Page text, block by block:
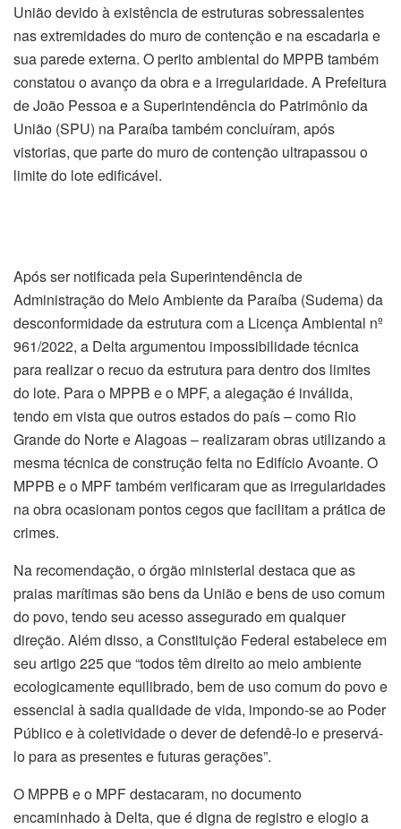
União devido à existência de estruturas sobressalentes
nas extremidades do muro de contenção e na escadaria e
sua parede externa. O perito ambiental do MPPB também
constatou o avanço da obra e a irregularidade. A Prefeitura
de João Pessoa e a Superintendência do Patrimônio da
União (SPU) na Paraíba também concluíram, após
vistorias, que parte do muro de contenção ultrapassou o
limite do lote edificável.
Após ser notificada pela Superintendência de
Administração do Meio Ambiente da Paraíba (Sudema) da
desconformidade da estrutura com a Licença Ambiental nº
961/2022, a Delta argumentou impossibilidade técnica
para realizar o recuo da estrutura para dentro dos limites
do lote. Para o MPPB e o MPF, a alegação é inválida,
tendo em vista que outros estados do país – como Rio
Grande do Norte e Alagoas – realizaram obras utilizando a
mesma técnica de construção feita no Edifício Avoante. O
MPPB e o MPF também verificaram que as irregularidades
na obra ocasionam pontos cegos que facilitam a prática de
crimes.
Na recomendação, o órgão ministerial destaca que as
praias marítimas são bens da União e bens de uso comum
do povo, tendo seu acesso assegurado em qualquer
direção. Além disso, a Constituição Federal estabelece em
seu artigo 225 que “todos têm direito ao meio ambiente
ecologicamente equilibrado, bem de uso comum do povo e
essencial à sadia qualidade de vida, impondo-se ao Poder
Público e à coletividade o dever de defendê-lo e preservá-
lo para as presentes e futuras gerações”.
O MPPB e o MPF destacaram, no documento
encaminhado à Delta, que é digna de registro e elogio a